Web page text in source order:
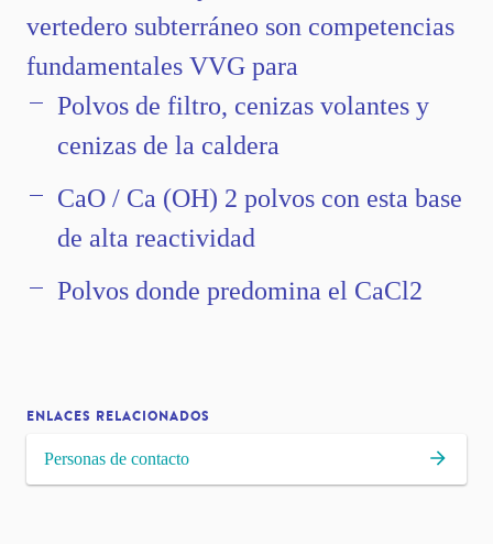
vertedero subterráneo son competencias
fundamentales VVG para
Polvos de filtro, cenizas volantes y
cenizas de la caldera
CaO / Ca (OH) 2 polvos con esta base
de alta reactividad
Polvos donde predomina el CaCl2
ENLACES RELACIONADOS
Personas de contacto